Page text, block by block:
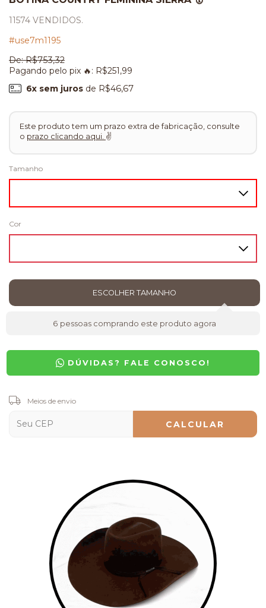
11574 VENDIDOS.
#use7m1195
De:R$753,32
Pagando pelo pix 🔥: R$251,99
6x sem jurosde R$46,67
Este produto tem um prazo extra de fabricação, consulte
o prazo clicando aqui. ✌
Tamanho
Cor
6 pessoas comprando este produto agora
DÚVIDAS? FALE CONOSCO!
Entregas para o CEP:
Meios de envio
CALCULAR